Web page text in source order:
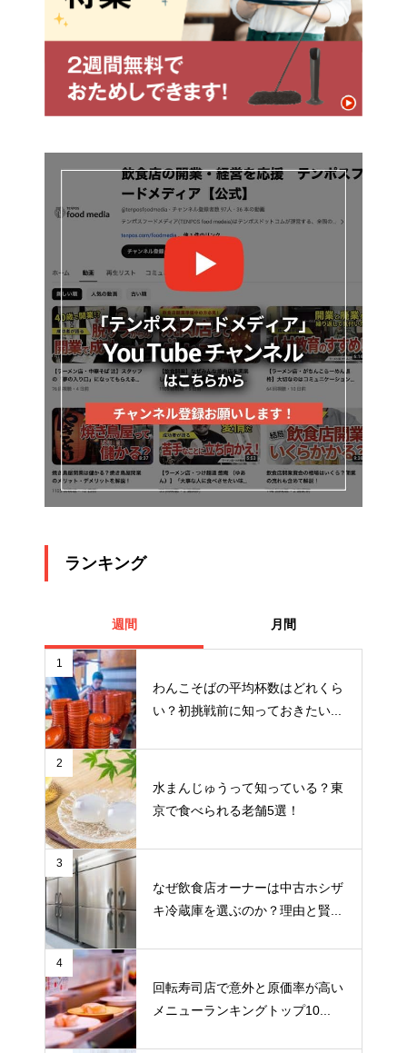
ランキング
週間 月間
1
わんこそばの平均杯数はどれくら
い？初挑戦前に知っておきたい...
2
水まんじゅうって知っている？東
京で食べられる老舗5選！
3
なぜ飲食店オーナーは中古ホシザ
キ冷蔵庫を選ぶのか？理由と賢...
4
回転寿司店で意外と原価率が高い
メニューランキングトップ10...